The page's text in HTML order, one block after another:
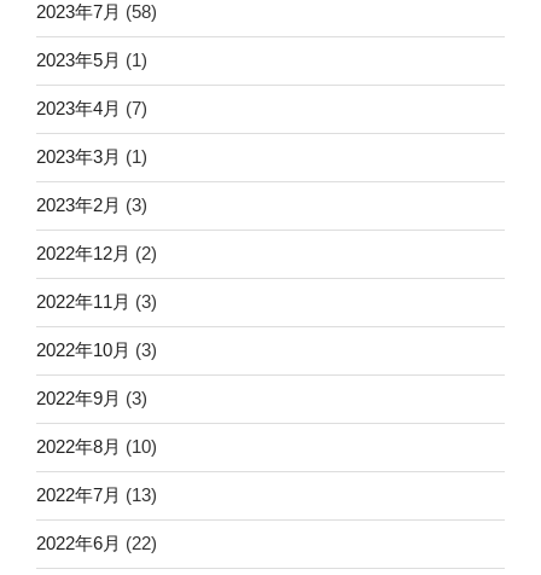
2023年7月 (58)
2023年5月 (1)
2023年4月 (7)
2023年3月 (1)
2023年2月 (3)
2022年12月 (2)
2022年11月 (3)
2022年10月 (3)
2022年9月 (3)
2022年8月 (10)
2022年7月 (13)
2022年6月 (22)